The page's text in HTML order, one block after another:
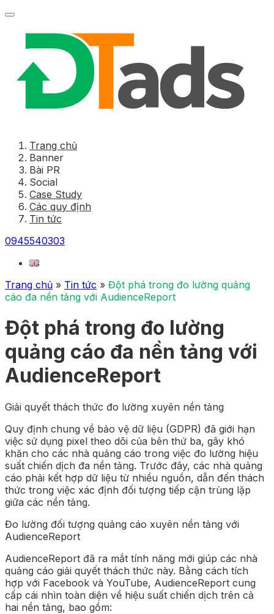
Trang chủ
Banner
Bài PR
Social
Case Study
Các quy định
Tin tức
0945540303
Trang chủ » Tin tức » Đột phá trong đo lường quảng
cáo đa nền tảng với AudienceReport
Đột phá trong đo lường
quảng cáo đa nền tảng với
AudienceReport
Giải quyết thách thức đo lường xuyên nền tảng
Quy định chung về bảo vệ dữ liệu (GDPR) đã giới hạn
việc sử dụng pixel theo dõi của bên thứ ba, gây khó
khăn cho các nhà quảng cáo trong việc đo lường hiệu
suất chiến dịch đa nền tảng. Trước đây, các nhà quảng
cáo phải kết hợp dữ liệu từ nhiều nguồn, dẫn đến thách
thức trong việc xác định đối tượng tiếp cận trùng lặp
giữa các nền tảng.
Đo lường đối tượng quảng cáo xuyên nền tảng với
AudienceReport
AudienceReport đã ra mắt tính năng mới giúp các nhà
quảng cáo giải quyết thách thức này. Bằng cách tích
hợp với Facebook và YouTube, AudienceReport cung
cấp cái nhìn toàn diện về hiệu suất chiến dịch trên cả
hai nền tảng, bao gồm: